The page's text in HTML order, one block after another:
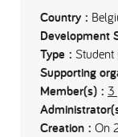
Country :
Development
Type : Student
Supporting
Member(s) : 3
Creation : On